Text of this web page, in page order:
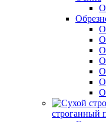
строганный